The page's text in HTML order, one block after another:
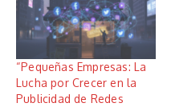
“Pequeñas Empresas: La
Lucha por Crecer en la
Publicidad de Redes